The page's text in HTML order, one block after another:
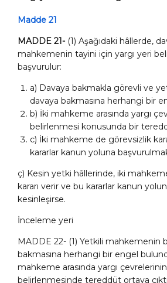
Madde 21
MADDE 21- (1) Aşağıdaki hâllerde,
mahkemenin tayini için yargı yeri
başvurulur:
a) Davaya bakmakla görevli ve
davaya bakmasına herhangi bir
b) İki mahkeme arasında yargı
belirlenmesi konusunda bir
c) İki mahkeme de görevsizlik
kararlar kanun yoluna
ç) Kesin yetki hâllerinde, iki
kararı verir ve bu kararlar kanun
kesinleşirse.
İnceleme yeri
MADDE 22- (1) Yetkili mahkemenin
bakmasına herhangi bir engel
mahkeme arasında yargı çevrelerinin
belirlenmesinde tereddüt ortaya